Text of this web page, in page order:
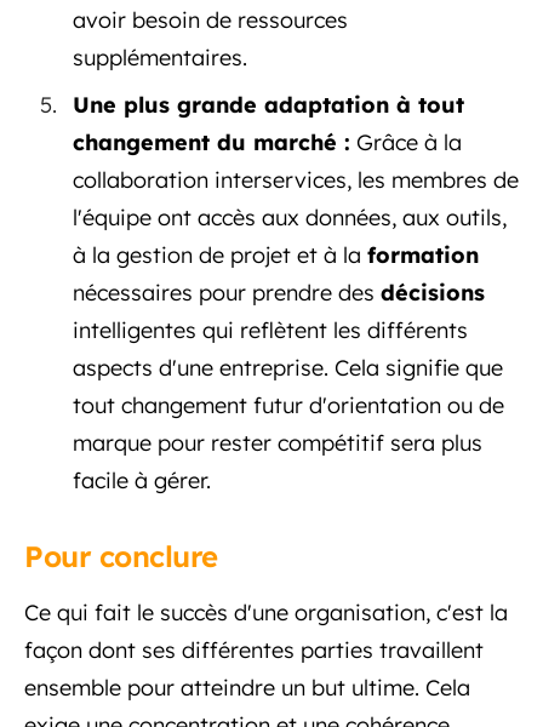
avoir besoin de ressources
supplémentaires.
Une plus grande adaptation à tout
changement du marché : Grâce à la
collaboration interservices, les membres de
l'équipe ont accès aux données, aux outils,
à la gestion de projet et à la formation
nécessaires pour prendre des décisions
intelligentes qui reflètent les différents
aspects d'une entreprise. Cela signifie que
tout changement futur d'orientation ou de
marque pour rester compétitif sera plus
facile à gérer.
Pour conclure
Ce qui fait le succès d'une organisation, c'est la
façon dont ses différentes parties travaillent
ensemble pour atteindre un but ultime. Cela